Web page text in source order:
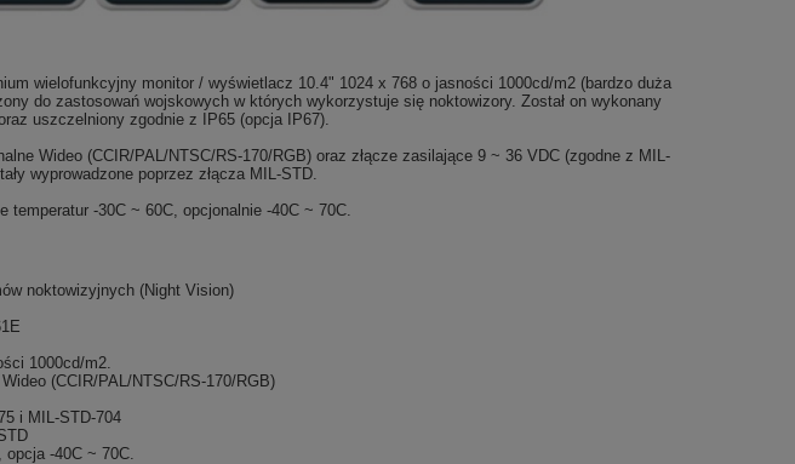
wielofunkcyjny monitor / wyświetlacz 10.4" 1024 x 768 o jasności 1000cd/m2 (bardzo duża
do zastosowań wojskowych w których wykorzystuje się noktowizory. Został on wykonany
uszczelniony zgodnie z IP65 (opcja IP67).
Wideo (CCIR/PAL/NTSC/RS-170/RGB) oraz złącze zasilające 9 ~ 36 VDC (zgodne z MIL-
wyprowadzone poprzez złącza MIL-STD.
-30C ~ 60C, opcjonalnie -40C ~ 70C.
noktowizyjnych (Night Vision)
1000cd/m2.
Wideo (CCIR/PAL/NTSC/RS-170/RGB)
i MIL-STD-704
-40C ~ 70C.